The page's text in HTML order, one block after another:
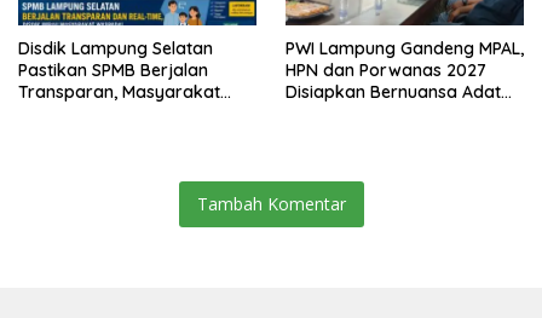
Disdik Lampung Selatan
Pastikan SPMB Berjalan
Transparan, Masyarakat
PWI Lampung Gandeng MPAL,
HPN dan Porwanas 2027
Disiapkan Bernuansa Adat
Tambah Komentar